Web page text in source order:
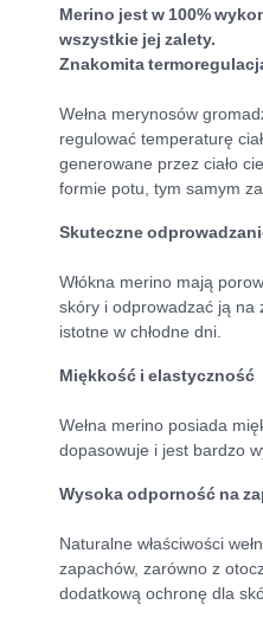
Merino jest w 100%
wszystkie jej zalety.
Znakomita
Wełna merynosów
regulować temperaturę
generowane przez ciało
formie potu, tym samym
Skuteczne
Włókna merino mają
skóry i odprowadzać ją na
istotne w chłodne dni.
Miękkość i elastyczność
Wełna merino posiada
dopasowuje i jest bardzo
Wysoka odporność na
Naturalne właściwości
zapachów, zarówno z
dodatkową ochronę dla